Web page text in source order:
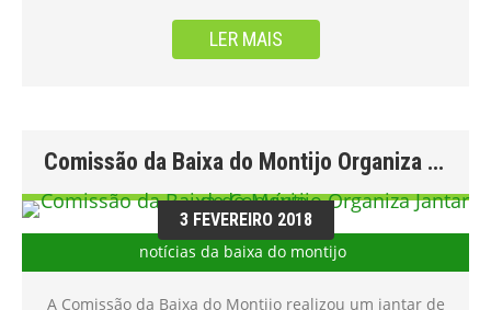
LER MAIS
Comissão da Baixa do Montijo Organiza Jantar de Convívio
3 FEVEREIRO 2018
notícias da baixa do montijo
A Comissão da Baixa do Montijo realizou um jantar de